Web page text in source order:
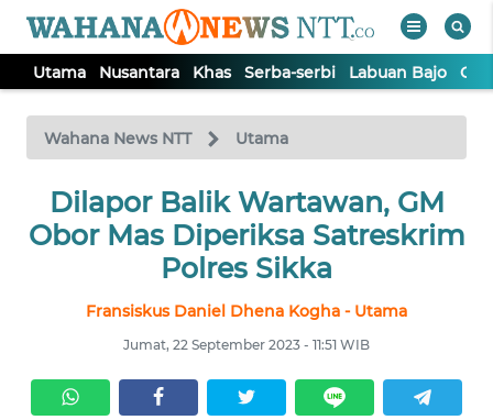
Utama Nusantara Khas Serba-serbi Labuan Bajo
Wahana News NTT Utama
Dilapor Balik Wartawan, GM
Obor Mas Diperiksa Satreskrim
Polres Sikka
Fransiskus Daniel Dhena Kogha - Utama
Jumat, 22 September 2023 - 11:51 WIB
TV
Tutup
UTAMA
SERBA-
SERBI